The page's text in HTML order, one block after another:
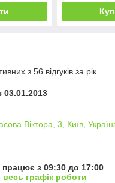
з 56 відгуків за рік
Віктора, 3, Київ,
працює з 09:30 до 17:00
весь графік роботи